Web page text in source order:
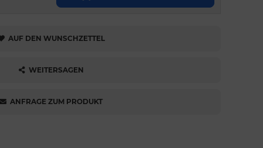
AUF DEN WUNSCHZETTEL
WEITERSAGEN
ANFRAGE ZUM PRODUKT